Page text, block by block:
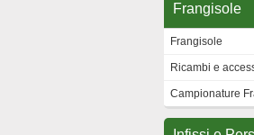
Frangisole
Frangisole
Ricambi e
Campionature